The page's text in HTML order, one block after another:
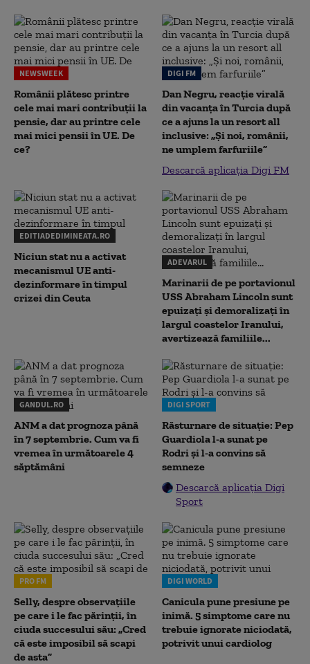
NEWSWEEK
Românii plătesc printre
cele mai mari contribuții la
pensie, dar au printre cele
mai mici pensii în UE. De
ce?
DIGI FM
Dan Negru, reacție virală
din vacanța în Turcia după
ce a ajuns la un resort all
inclusive: „Și noi, românii,
ne umplem farfuriile”
Descarcă aplicația Digi FM
EDITIADEDIMINEATA.RO
Niciun stat nu a activat
mecanismul UE anti-
dezinformare în timpul
crizei din Ceuta
ADEVARUL
Marinarii de pe portavionul
USS Abraham Lincoln sunt
epuizați și demoralizați în
largul coastelor Iranului,
avertizează familiile...
GANDUL.RO
ANM a dat prognoza până
în 7 septembrie. Cum va fi
vremea în următoarele 4
săptămâni
DIGI SPORT
Răsturnare de situație: Pep
Guardiola l-a sunat pe
Rodri și l-a convins să
semneze
Descarcă aplicația Digi
Sport
PRO FM
Selly, despre observațiile
pe care i le fac părinții, în
ciuda succesului său: „Cred
că este imposibil să scapi
de asta”
DIGI WORLD
Canicula pune presiune pe
inimă. 5 simptome care nu
trebuie ignorate niciodată,
potrivit unui cardiolog